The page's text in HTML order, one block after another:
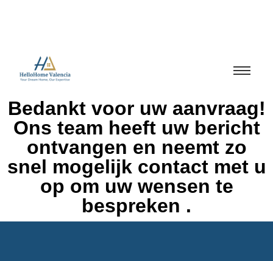
Bedankt voor uw aanvraag!
Ons team heeft uw bericht
ontvangen en neemt zo
snel mogelijk contact met u
op om uw wensen te
bespreken .